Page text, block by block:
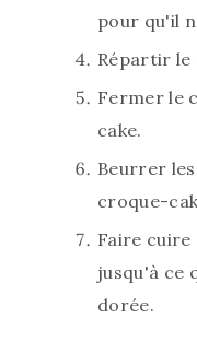
pour qu'il
Répartir le
Fermer le
cake.
Beurrer
croque-
Faire cuire
jusqu'à ce
dorée.